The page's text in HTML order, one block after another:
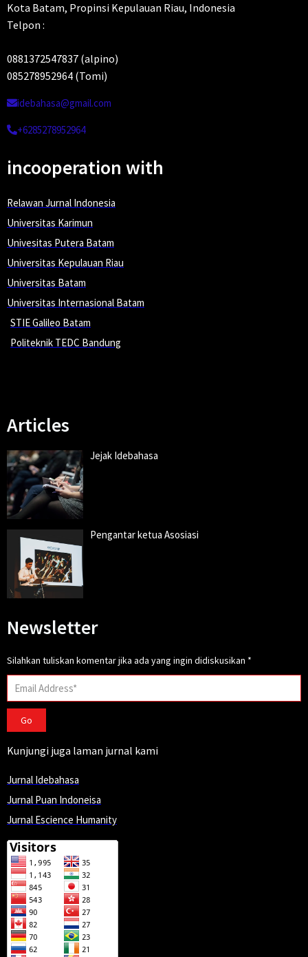
Kota Batam, Propinsi Kepulauan Riau, Indonesia
Telpon :
0881372547837 (alpino)
085278952964 (Tomi)
idebahasa@gmail.com
+6285278952964
incooperation with
Relawan Jurnal Indonesia
Universitas Karimun
Univesitas Putera Batam
Universitas Kepulauan Riau
Universitas Batam
Universitas Internasional Batam
STIE Galileo Batam
Politeknik TEDC Bandung
Articles
Jejak Idebahasa
Pengantar ketua Asosiasi
Newsletter
Silahkan tuliskan komentar jika ada yang ingin didiskusikan *
Go
Kunjungi juga laman jurnal kami
Jurnal Idebahasa
Jurnal Puan Indoneisa
Jurnal Escience Humanity